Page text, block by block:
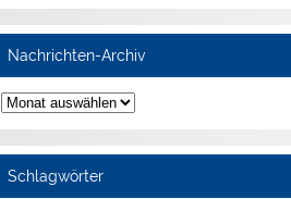
Nachrichten-Archiv
Nachrichten-
Archiv
Schlagwörter